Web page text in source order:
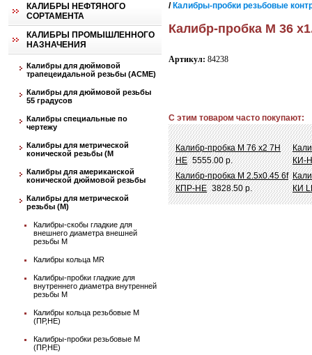
КАЛИБРЫ НЕФТЯНОГО
СОРТАМЕНТА
КАЛИБРЫ ПРОМЫШЛЕННОГО
НАЗНАЧЕНИЯ
Калибры для дюймовой
трапецеидальной резьбы (АСМЕ)
Калибры для дюймовой резьбы
55 градусов
Калибры специальные по
чертежу
Калибры для метрической
конической резьбы (М
Калибры для американской
конической дюймовой резьбы
Калибры для метрической
резьбы (М)
Калибры-скобы гладкие для
внешнего диаметра внешней
резьбы М
Калибры кольца MR
Калибры-пробки гладкие для
внутреннего диаметра внутренней
резьбы М
Калибры кольца резьбовые М
(ПР,НЕ)
Калибры-пробки резьбовые М
(ПР,НЕ)
/ Калибры-пробки резьбовые
Калибр-пробка М 36
Артикул: 84238
С этим товаром часто покупают:
Калибр-пробка М 76 х2 7Н
НЕ 5555.00 р.
КИ-
Калибр-пробка М 2.5х0.45 6f
КПР-НЕ 3828.50 р.
КИ